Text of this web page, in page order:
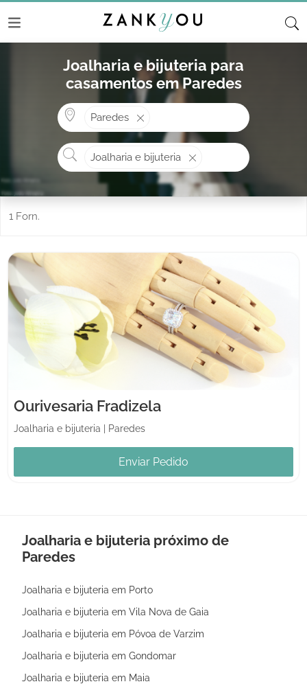
Joalharia e bijuteria para
casamentos em Paredes
Paredes
O que procura?
Joalharia e bijuteria
1 Forn.
Ourivesaria Fradizela
Joalharia e bijuteria Paredes
Enviar Pedido
Joalharia e bijuteria próximo de
Paredes
Joalharia e bijuteria em Porto
Joalharia e bijuteria em Vila Nova de Gaia
Joalharia e bijuteria em Póvoa de Varzim
Joalharia e bijuteria em Gondomar
Joalharia e bijuteria em Maia